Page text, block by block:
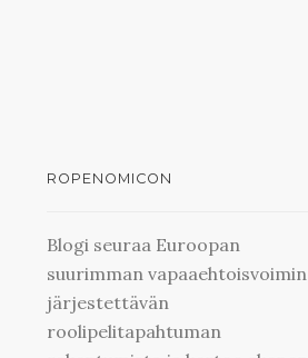
ROPENOMICON
Blogi seuraa Euroopan
suurimman vapaaehtoisvoimin
järjestettävän
roolipelitapahtuman